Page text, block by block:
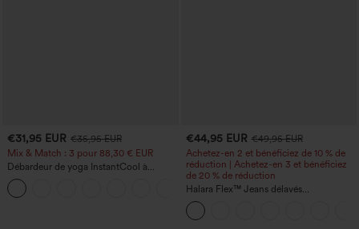
€31,95 EUR €35,95 EUR
Mix & Match : 3 pour 88,30 € EUR
Débardeur de yoga InstantCool à
encolure en U et ourlet arrondi –
UPF50+
€44,95 EUR €49,95 EUR
Achetez-en 2 et bénéficiez de 10 % de
réduction | Achetez-en 3 et bénéficiez
de 20 % de réduction
Halara Flex™ Jeans délavés
décontractés, coupe baggy à jambe
large, taille basse asymétrique, poches
zippées